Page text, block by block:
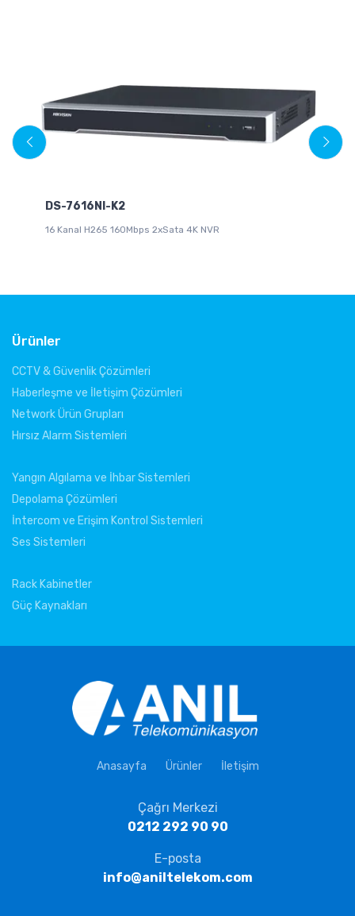
DS-7616NI-K2
16 Kanal H265 160Mbps 2xSata 4K NVR
Ürünler
CCTV & Güvenlik Çözümleri
Haberleşme ve İletişim Çözümleri
Network Ürün Grupları
Hırsız Alarm Sistemleri
Yangın Algılama ve İhbar Sistemleri
Depolama Çözümleri
İntercom ve Erişim Kontrol Sistemleri
Ses Sistemleri
Rack Kabinetler
Güç Kaynakları
Anasayfa Ürünler İletişim
Çağrı Merkezi
0212 292 90 90
E-posta
info@aniltelekom.com